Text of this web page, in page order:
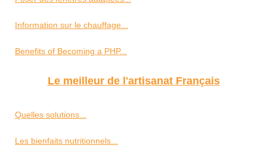
Information sur le chauffage...
Benefits of Becoming a PHP...
Le meilleur de l'artisanat Français
Quelles solutions...
Les bienfaits nutritionnels...